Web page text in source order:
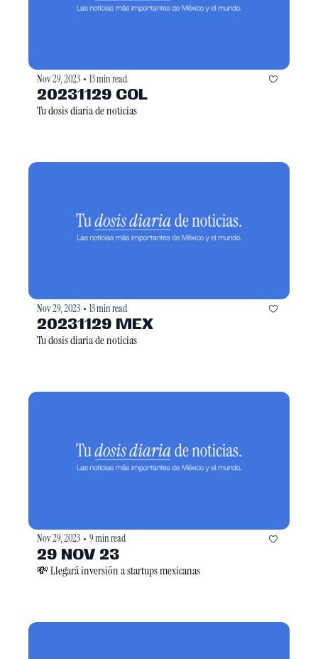
Nov 29, 2023 • 13 min read
20231129 COL
Tu dosis diaria de noticias
Nov 29, 2023 • 13 min read
20231129 MEX
Tu dosis diaria de noticias
Nov 29, 2023 • 9 min read
29 NOV 23
💸 Llegará inversión a startups mexicanas